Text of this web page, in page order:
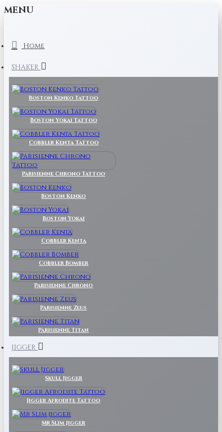
MENU
Home
SHAKER
Boston Kenko Tattoo
Boston Yokai Tattoo
Cobbler Kenta Tattoo
Parisienne Chrono Tattoo
Boston Kenko
Boston Yokai
Cobbler Kenta
Cobbler Bomber
Parisienne Chrono
Parisienne Zeus
Parisienne Titan
JIGGER
Skull Jigger
Jigger Afrodite Tattoo
Mr Slim jigger